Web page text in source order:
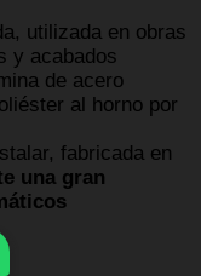
utilizada en obras
y acabados
de acero
al horno por
fabricada en
una gran